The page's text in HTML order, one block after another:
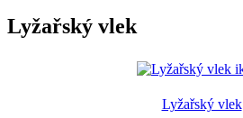
Lyžařský vlek
Lyžařský vlek